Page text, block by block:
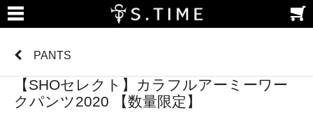
PANTS
【SHOセレクト】カラフルアーミーワー
クパンツ2020 【数量限定】